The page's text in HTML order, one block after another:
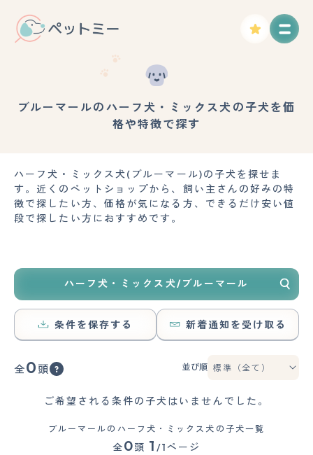
ブルーマールのハーフ犬・ミックス犬の子犬を価
格や特徴で探す
ハーフ犬・ミックス犬(ブルーマール)の子犬を探せま
す。近くのペットショップから、飼い主さんの好みの特
徴で探したい方、価格が気になる方、できるだけ安い値
段で探したい方におすすめです。
ハーフ犬・ミックス犬/ブルーマール
条件を保存する 新着通知を受け取る
全0 頭 並び順
ご希望される条件の子犬はいませんでした。
ブルーマールのハーフ犬・ミックス犬の子犬一覧
全0頭 1 /1ページ